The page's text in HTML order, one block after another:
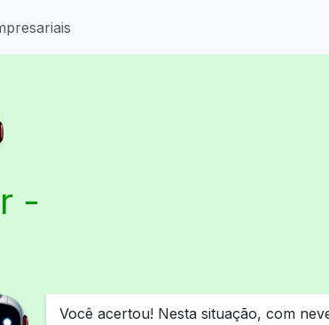
-
Você acertou! Nesta situação, com